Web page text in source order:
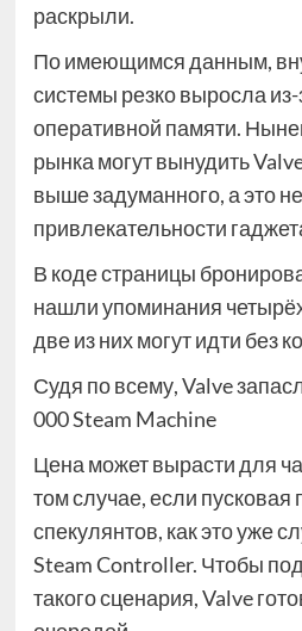
раскрыли.
По имеющимся данным,
системы резко выросла
оперативной памяти.
рынка могут вынудить
выше задуманного, а это
привлекательности
В коде страницы
нашли упоминания
две из них могут идти без
Судя по всему, Valve
000 Steam Machine
Цена может вырасти для
том случае, если пусковая
спекулянтов, как это уже
Steam Controller. Чтобы
такого сценария, Valve